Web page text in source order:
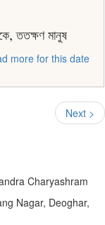
ততক্ষণ মানুষ
more for this date
Next >
Charyashram
Nagar, Deoghar,